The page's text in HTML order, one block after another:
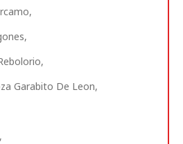
Garabito De Leon,